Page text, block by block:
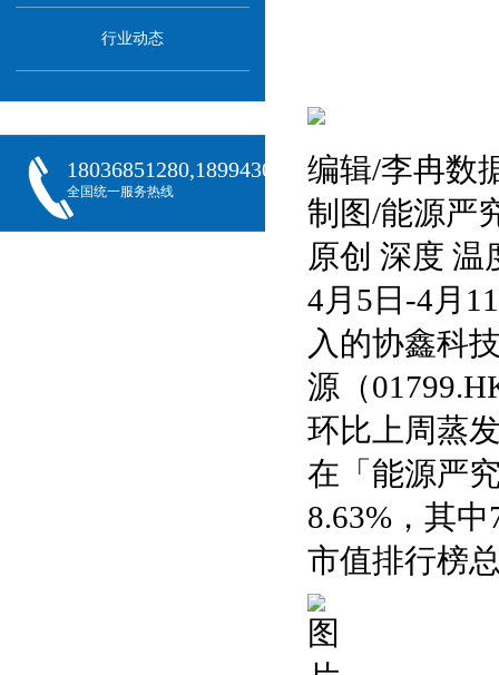
行业动态
18036851280,18994301288,18068407382
全国统一服务热线
编辑/李冉数
制图/能源严
原创 深度 温
4月5日-4月
入的协鑫科
源（
环比上周蒸
在「能源严
8.63%，其
市值排行榜